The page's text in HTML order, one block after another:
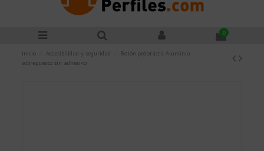
0
Inicio Accesibilidad y seguridad
Botón podotáctil Aluminio
sobrepuesto sin adhesivo